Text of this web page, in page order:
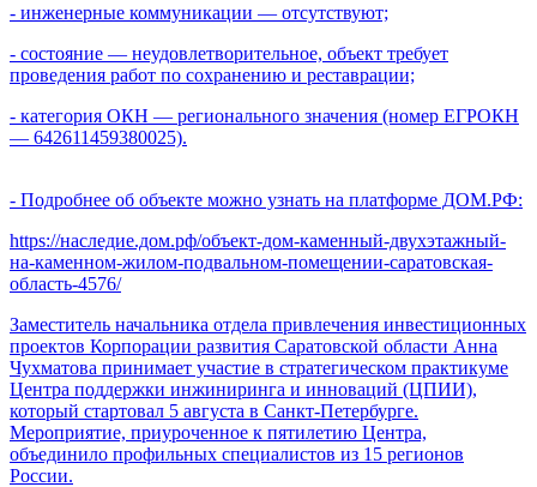
- инженерные коммуникации — отсутствуют;
- состояние — неудовлетворительное, объект требует
проведения работ по сохранению и реставрации;
- категория ОКН — регионального значения (номер ЕГРОКН
— 642611459380025).
- Подробнее об объекте можно узнать на платформе ДОМ.РФ:
https://наследие.дом.рф/объект-дом-каменный-двухэтажный-
на-каменном-жилом-подвальном-помещении-саратовская-
область-4576/
Заместитель начальника отдела привлечения инвестиционных
проектов Корпорации развития Саратовской области Анна
Чухматова принимает участие в стратегическом практикуме
Центра поддержки инжиниринга и инноваций (ЦПИИ),
который стартовал 5 августа в Санкт-Петербурге.
Мероприятие, приуроченное к пятилетию Центра,
объединило профильных специалистов из 15 регионов
России.